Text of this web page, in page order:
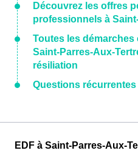
Découvrez les offres
professionnels à
Toutes les
Saint-Parres-Aux-
résiliation
Questions récurrentes
EDF à Saint-Parres-Aux-